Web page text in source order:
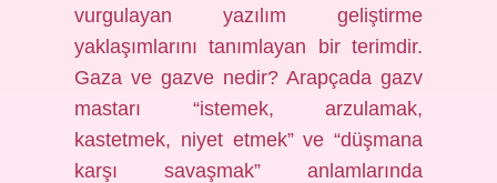
vurgulayan yazılım geliştirme
yaklaşımlarını tanımlayan bir terimdir.
Gaza ve gazve nedir? Arapçada gazv
mastarı “istemek, arzulamak,
kastetmek, niyet etmek” ve “düşmana
karşı savaşmak” anlamlarında